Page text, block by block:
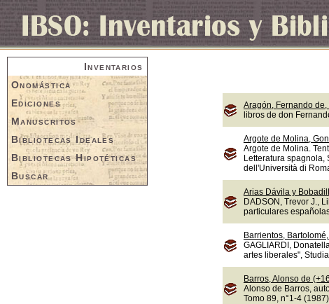
Inventarios
Onomástica
Ediciones
Manuscritos
Bibliotecas Ideales
Bibliotecas Hipotéticas
Buscar
Aragón, Fernando
libros de don
Argote de Molina,
Argote de Molina.
Letteratura
dell'Università di
Arias Dávila y
DADSON, Trevor J.,
particulares
Barrientos,
GAGLIARDI,
artes liberales",
Barros, Alonso de
Alonso de Barros,
Tomo 89, n°1-4